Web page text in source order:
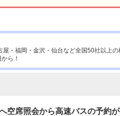
・福岡・金沢・仙台など全国50社以上の
ら！
空席照会から高速バスの予約が